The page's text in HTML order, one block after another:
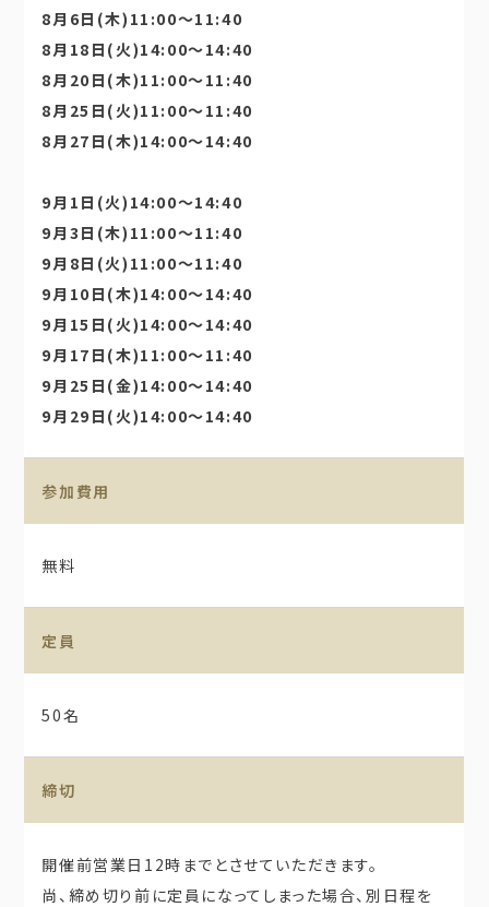
8月6日(木)11:00〜11:40
8月18日(火)14:00〜14:40
8月20日(木)11:00〜11:40
8月25日(火)11:00〜11:40
8月27日(木)14:00〜14:40
9月1日(火)14:00〜14:40
9月3日(木)11:00〜11:40
9月8日(火)11:00〜11:40
9月10日(木)14:00〜14:40
9月15日(火)14:00〜14:40
9月17日(木)11:00〜11:40
9月25日(金)14:00〜14:40
9月29日(火)14:00〜14:40
参加費用
無料
定員
50名
締切
開催前営業日12時までとさせていただきます。
尚、締め切り前に定員になってしまった場合、別日程を